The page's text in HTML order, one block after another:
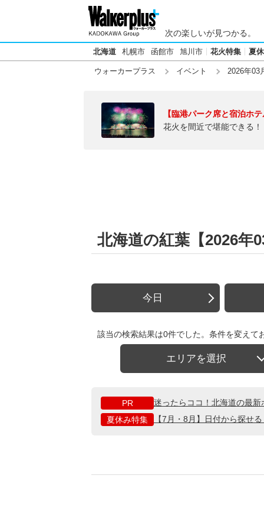
次の楽しいが見つかる。
北海道 札幌市 函館市 旭川市 花火特集 夏
ウォーカープラス イベント 2026年03
【臨港パーク席と宿泊ホ
花火を間近で堪能できる
北海道の紅葉【2026年
今日
該当の検索結果は0件でした。条件を変えて
エリアを選択
PR
迷ったらココ！北海道の最
夏休み特集
【7月・8月】日付から探せ